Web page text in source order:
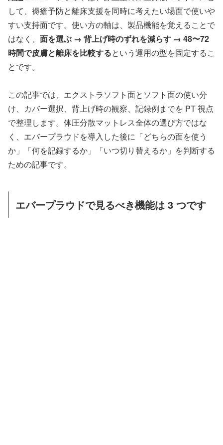
して、褥瘡予防と離床支援を同時に考えたい場面で使いや
すい支持面です。使い方の軸は、製品機能を覚えることで
はなく、 面を選ぶ → 背上げ時のずれを減らす → 48〜72
時間で皮膚と離床を比較するという運用の型を固定するこ
とです。
この記事では、エクストラソフト面とソフト面の使い分
け、カバー選択、背上げ時の観察、記録例までを PT 視点
で整理します。体圧分散マットレス全体の選び方ではな
く、エバープラウドを導入した後に「どちらの面を使う
か」「何を記録するか」「いつ切り替えるか」を判断する
ための記事です。
エバープラウドで見るべき機能は 3 つです